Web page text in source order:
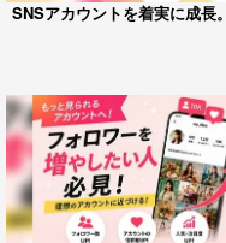
SNSアカウントを着実に成長